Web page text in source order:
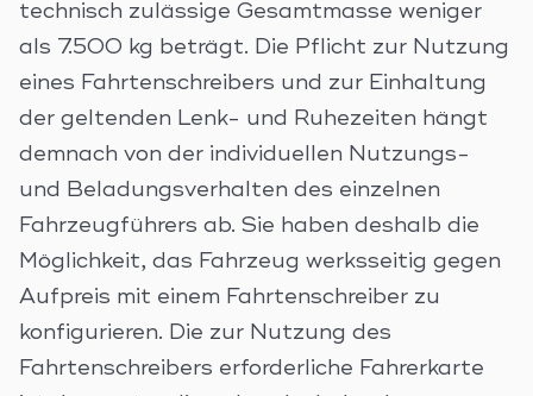
technisch zulässige Gesamtmasse weniger
als 7.500 kg beträgt. Die Pflicht zur Nutzung
eines Fahrtenschreibers und zur Einhaltung
der geltenden Lenk- und Ruhezeiten hängt
demnach von der individuellen Nutzungs-
und Beladungsverhalten des einzelnen
Fahrzeugführers ab. Sie haben deshalb die
Möglichkeit, das Fahrzeug werksseitig gegen
Aufpreis mit einem Fahrtenschreiber zu
konfigurieren. Die zur Nutzung des
Fahrtenschreibers erforderliche Fahrerkarte